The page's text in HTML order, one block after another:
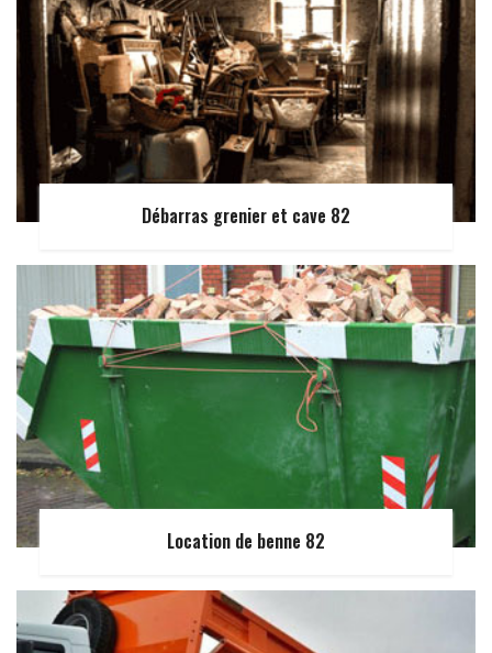
Débarras grenier et cave 82
Location de benne 82